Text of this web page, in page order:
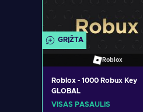
GRĮŽTA
Roblox
Roblox - 1000 Robux Key
GLOBAL
VISAS PASAULIS